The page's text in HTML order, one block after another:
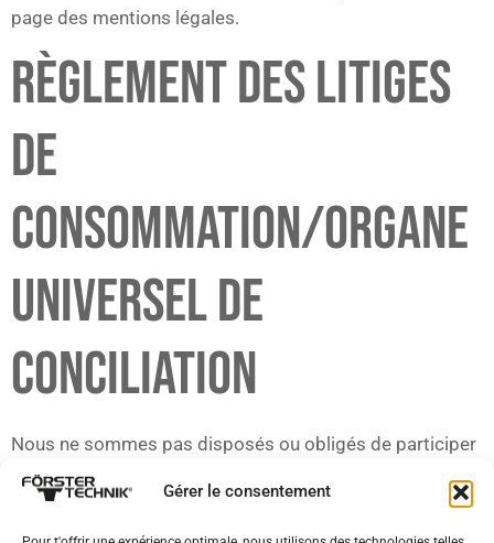
Gérer le consentement
page des mentions légales.
RÈGLEMENT DES LITIGES
DE
CONSOMMATION/ORGANE
UNIVERSEL DE
CONCILIATION
Nous ne sommes pas disposés ou obligés de participer
à des procédures de règlement des litiges devant un
organisme de conciliation des consommateurs.